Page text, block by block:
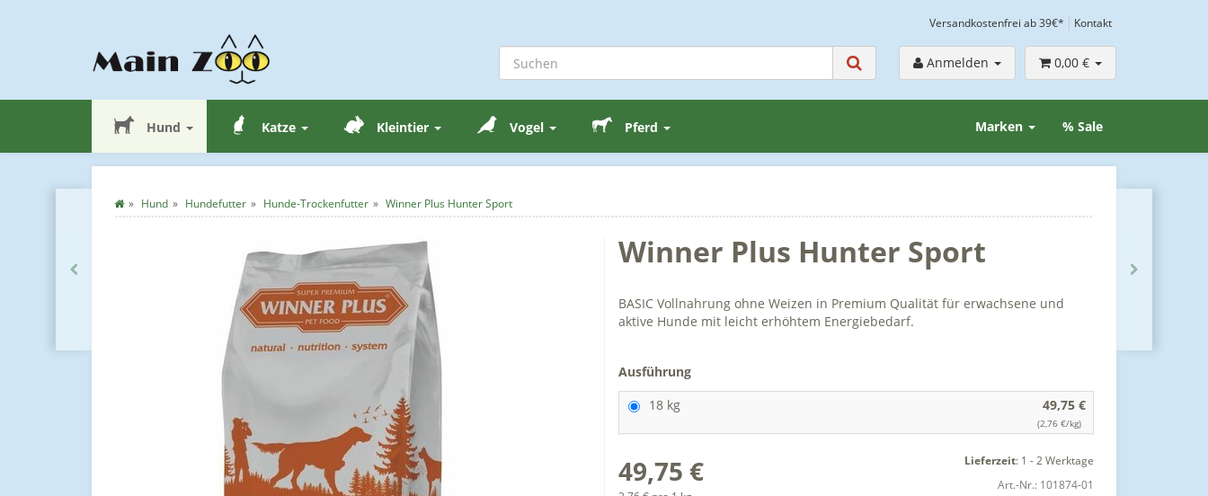
Versandkostenfrei ab 39€* Kontakt
Anmelden 0,00 €
Hund Katze Kleintier Vogel Pferd % Sale
Marken
Hund Hundefutter Hunde-Trockenfutter Winner Plus Hunter Sport
Winner Plus Hunter Sport
BASIC Vollnahrung ohne Weizen in Premium Qualität für erwachsene und
aktive Hunde mit leicht erhöhtem Energiebedarf.
Ausführung
18 kg
49,75 €
(2,76 €/kg)
49,75 € Lieferzeit: 1 - 2 Werktage
Art.-Nr.: 101874-01